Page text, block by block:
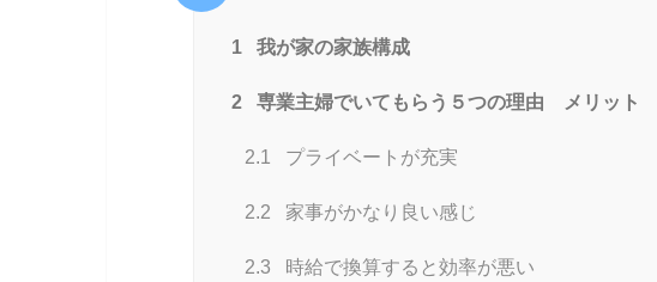
1 我が家の家族構成
2 専業主婦でいてもらう５つの理由 メリット
2.1 プライベートが充実
2.2 家事がかなり良い感じ
2.3 時給で換算すると効率が悪い